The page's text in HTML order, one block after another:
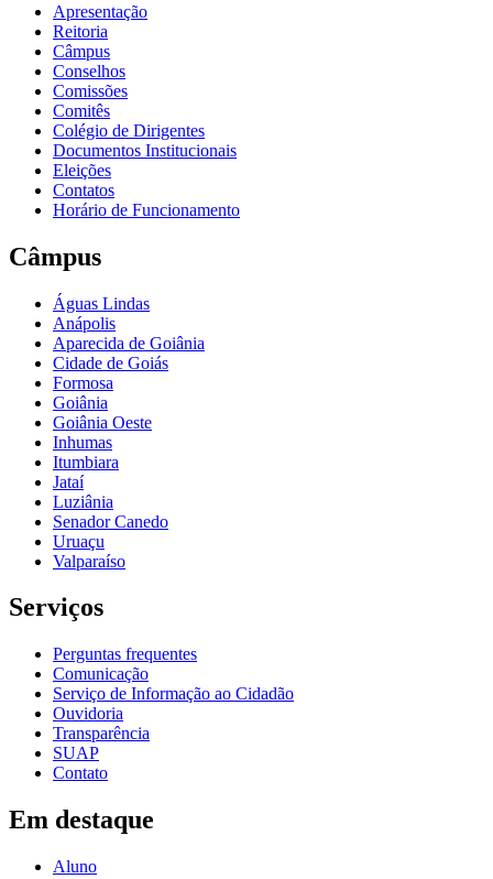
Apresentação
Reitoria
Câmpus
Conselhos
Comissões
Comitês
Colégio de Dirigentes
Documentos Institucionais
Eleições
Contatos
Horário de Funcionamento
Câmpus
Águas Lindas
Anápolis
Aparecida de Goiânia
Cidade de Goiás
Formosa
Goiânia
Goiânia Oeste
Inhumas
Itumbiara
Jataí
Luziânia
Senador Canedo
Uruaçu
Valparaíso
Serviços
Perguntas frequentes
Comunicação
Serviço de Informação ao Cidadão
Ouvidoria
Transparência
SUAP
Contato
Em destaque
Aluno